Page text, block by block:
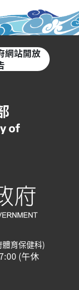
網站開放
育保健科)
(午休